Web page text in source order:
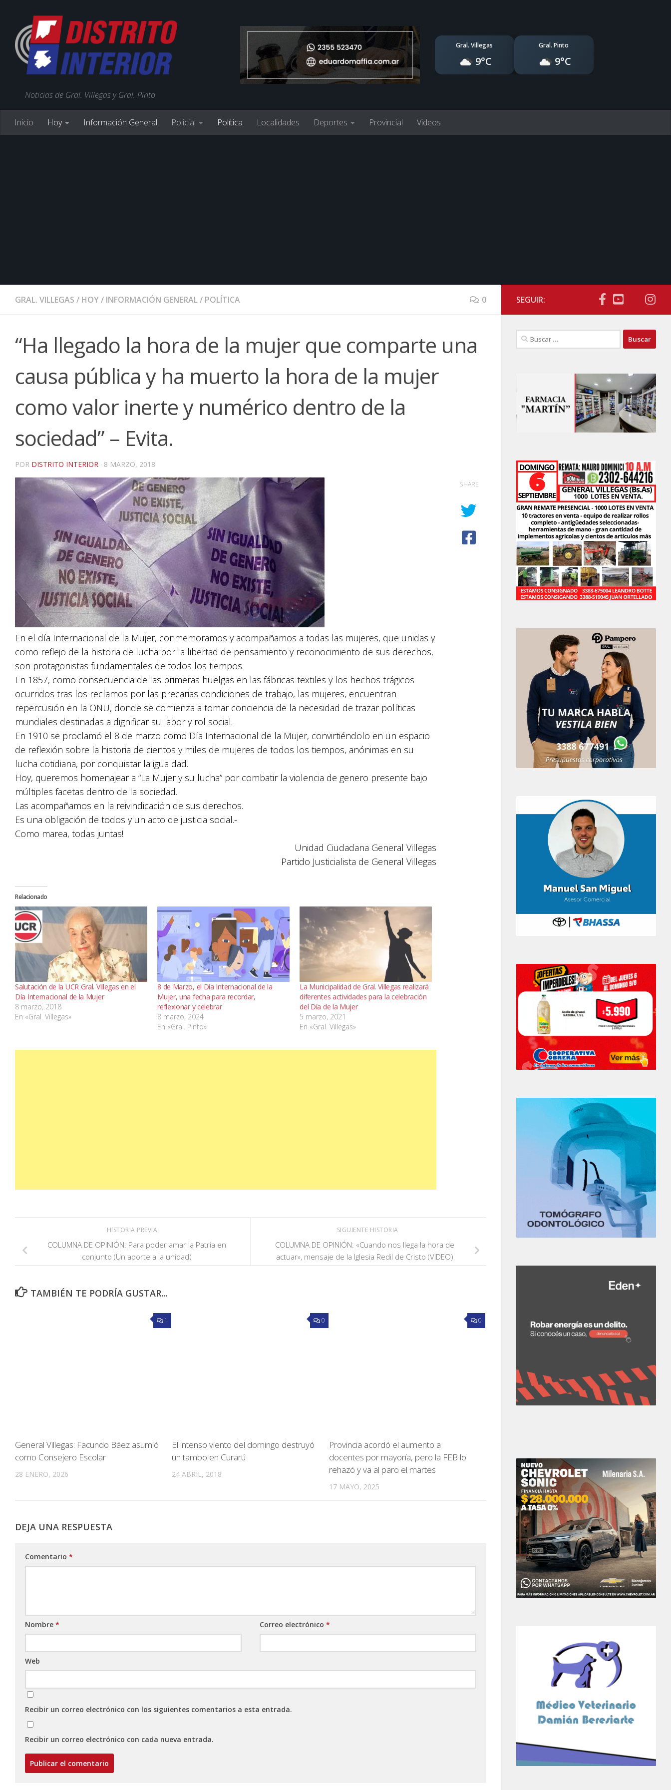
Noticias de Gral. Villegas y Gral. Pinto
Gral. Villegas
9°C
Gral. Pinto
9°C
Inicio Hoy Información General Policial Política Localidades Deportes Provincial Videos
GRAL. VILLEGAS / HOY/ INFORMACIÓN GENERAL/ POLÍTICA 0
“Ha llegado la hora de la mujer que comparte una
causa pública y ha muerto la hora de la mujer
como valor inerte y numérico dentro de la
sociedad” – Evita.
POR DISTRITO INTERIOR · 8 MARZO, 2018
En el día Internacional de la Mujer, conmemoramos y acompañamos a todas las mujeres, que unidas y
como reflejo de la historia de lucha por la libertad de pensamiento y reconocimiento de sus derechos,
son protagonistas fundamentales de todos los tiempos.
En 1857, como consecuencia de las primeras huelgas en las fábricas textiles y los hechos trágicos
ocurridos tras los reclamos por las precarias condiciones de trabajo, las mujeres, encuentran
repercusión en la ONU, donde se comienza a tomar conciencia de la necesidad de trazar políticas
mundiales destinadas a dignificar su labor y rol social.
En 1910 se proclamó el 8 de marzo como Día Internacional de la Mujer, convirtiéndolo en un espacio
de reflexión sobre la historia de cientos y miles de mujeres de todos los tiempos, anónimas en su
lucha cotidiana, por conquistar la igualdad.
Hoy, queremos homenajear a “La Mujer y su lucha” por combatir la violencia de genero presente bajo
múltiples facetas dentro de la sociedad.
Las acompañamos en la reivindicación de sus derechos.
Es una obligación de todos y un acto de justicia social.-
Como marea, todas juntas!
Unidad Ciudadana General Villegas
Partido Justicialista de General Villegas
Relacionado
Salutación de la UCR Gral. Villegas en el
Día Internacional de la Mujer
8 marzo, 2018
En «Gral. Villegas»
8 de Marzo, el Día Internacional de la
Mujer, una fecha para recordar,
reflexionar y celebrar
8 marzo, 2024
En «Gral. Pinto»
La Municipalidad de Gral. Villegas realizará
diferentes actividades para la celebración
del Día de la Mujer
5 marzo, 2021
En «Gral. Villegas»
SHARE
SIGUIENTE HISTORIA
COLUMNA DE OPINIÓN: «Cuando nos llega la hora de
actuar», mensaje de la Iglesia Redil de Cristo (VIDEO)
HISTORIA PREVIA
COLUMNA DE OPINIÓN: Para poder amar la Patria en
conjunto (Un aporte a la unidad)
TAMBIÉN TE PODRÍA GUSTAR...
1
General Villegas: Facundo Báez asumió
como Consejero Escolar
28 ENERO, 2026
0
El intenso viento del domingo destruyó
un tambo en Curarú
24 ABRIL, 2018
0
Provincia acordó el aumento a
docentes por mayoría, pero la FEB lo
rehazó y va al paro el martes
17 MAYO, 2025
DEJA UNA RESPUESTA
Comentario *
Nombre * Correo electrónico*
Web
Recibir un correo electrónico con los siguientes comentarios a esta entrada.
Recibir un correo electrónico con cada nueva entrada.
SEGUIR:
Buscar: